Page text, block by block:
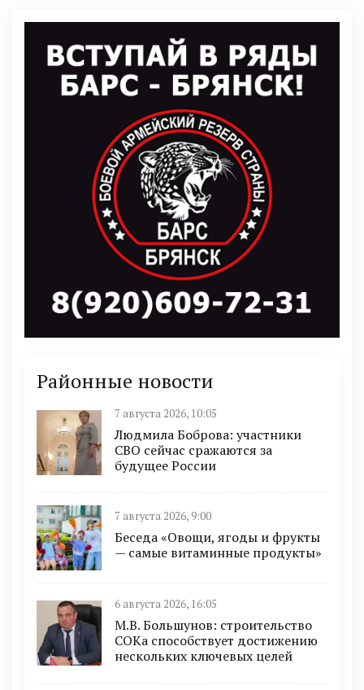
Районные новости
7 августа 2026, 10:05
Людмила Боброва: участники
СВО сейчас сражаются за
будущее России
7 августа 2026, 9:00
Беседа «Овощи, ягоды и фрукты
— самые витаминные продукты»
6 августа 2026, 16:05
М.В. Большунов: строительство
СОКа способствует достижению
нескольких ключевых целей